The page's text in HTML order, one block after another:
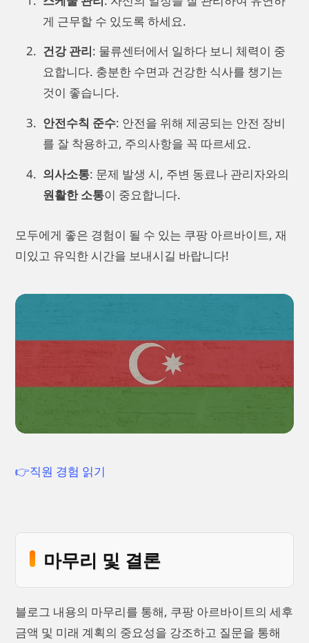
게 근무할 수 있도록 하세요.
건강 관리: 물류센터에서 일하다 보니 체력이 중
요합니다. 충분한 수면과 건강한 식사를 챙기는
것이 좋습니다.
안전수칙 준수: 안전을 위해 제공되는 안전 장비
를 잘 착용하고, 주의사항을 꼭 따르세요.
의사소통: 문제 발생 시, 주변 동료나 관리자와의
원활한 소통이 중요합니다.
모두에게 좋은 경험이 될 수 있는 쿠팡 아르바이트, 재
미있고 유익한 시간을 보내시길 바랍니다!
👉직원 경험 읽기
마무리 및 결론
블로그 내용의 마무리를 통해, 쿠팡 아르바이트의 세후
금액 및 미래 계획의 중요성을 강조하고 질문을 통해